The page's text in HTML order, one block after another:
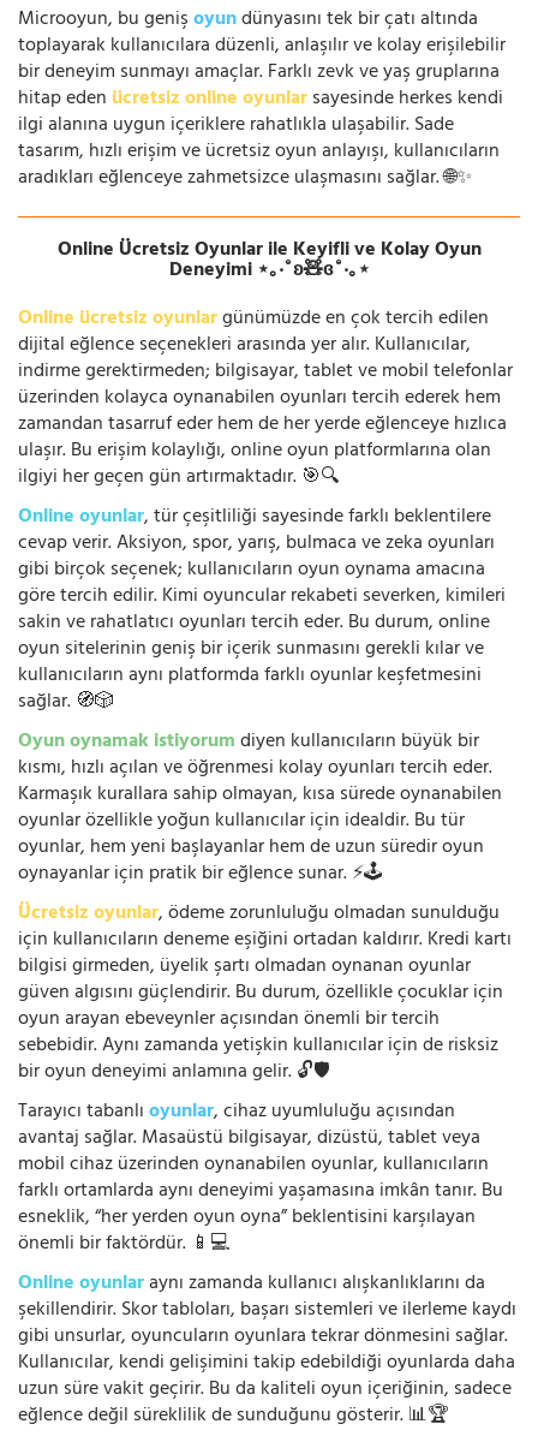
Microoyun, bu genişoyundünyasını tek bir çatı altında
toplayarak kullanıcılara düzenli, anlaşılır ve kolay erişilebilir
bir deneyim sunmayı amaçlar. Farklı zevk ve yaş gruplarına
hitap eden ücretsiz online oyunlarsayesinde herkes kendi
ilgi alanına uygun içeriklere rahatlıkla ulaşabilir. Sade
tasarım, hızlı erişim ve ücretsiz oyun anlayışı, kullanıcıların
aradıkları eğlenceye zahmetsizce ulaşmasını sağlar. 🌐✨
Online Ücretsiz Oyunlar ile Keyifli ve Kolay Oyun
Deneyimi ⋆｡‧˚ʚ🧸ɞ˚‧｡⋆
Online ücretsiz oyunlargünümüzde en çok tercih edilen
dijital eğlence seçenekleri arasında yer alır. Kullanıcılar,
indirme gerektirmeden; bilgisayar, tablet ve mobil telefonlar
üzerinden kolayca oynanabilen oyunları tercih ederek hem
zamandan tasarruf eder hem de her yerde eğlenceye hızlıca
ulaşır. Bu erişim kolaylığı, online oyun platformlarına olan
ilgiyi her geçen gün artırmaktadır. 🎯🔍
Online oyunlar, tür çeşitliliği sayesinde farklı beklentilere
cevap verir. Aksiyon, spor, yarış, bulmaca ve zeka oyunları
gibi birçok seçenek; kullanıcıların oyun oynama amacına
göre tercih edilir. Kimi oyuncular rekabeti severken, kimileri
sakin ve rahatlatıcı oyunları tercih eder. Bu durum, online
oyun sitelerinin geniş bir içerik sunmasını gerekli kılar ve
kullanıcıların aynı platformda farklı oyunlar keşfetmesini
sağlar. 🧭🎲
Oyun oynamak istiyorumdiyen kullanıcıların büyük bir
kısmı, hızlı açılan ve öğrenmesi kolay oyunları tercih eder.
Karmaşık kurallara sahip olmayan, kısa sürede oynanabilen
oyunlar özellikle yoğun kullanıcılar için idealdir. Bu tür
oyunlar, hem yeni başlayanlar hem de uzun süredir oyun
oynayanlar için pratik bir eğlence sunar. ⚡🕹️
Ücretsiz oyunlar, ödeme zorunluluğu olmadan sunulduğu
için kullanıcıların deneme eşiğini ortadan kaldırır. Kredi kartı
bilgisi girmeden, üyelik şartı olmadan oynanan oyunlar
güven algısını güçlendirir. Bu durum, özellikle çocuklar için
oyun arayan ebeveynler açısından önemli bir tercih
sebebidir. Aynı zamanda yetişkin kullanıcılar için de risksiz
bir oyun deneyimi anlamına gelir. 🔓🛡️
Tarayıcı tabanlıoyunlar, cihaz uyumluluğu açısından
avantaj sağlar. Masaüstü bilgisayar, dizüstü, tablet veya
mobil cihaz üzerinden oynanabilen oyunlar, kullanıcıların
farklı ortamlarda aynı deneyimi yaşamasına imkân tanır. Bu
esneklik, “her yerden oyun oyna” beklentisini karşılayan
önemli bir faktördür. 📱💻
Online oyunlaraynı zamanda kullanıcı alışkanlıklarını da
şekillendirir. Skor tabloları, başarı sistemleri ve ilerleme kaydı
gibi unsurlar, oyuncuların oyunlara tekrar dönmesini sağlar.
Kullanıcılar, kendi gelişimini takip edebildiği oyunlarda daha
uzun süre vakit geçirir. Bu da kaliteli oyun içeriğinin, sadece
eğlence değil süreklilik de sunduğunu gösterir. 📊🏆